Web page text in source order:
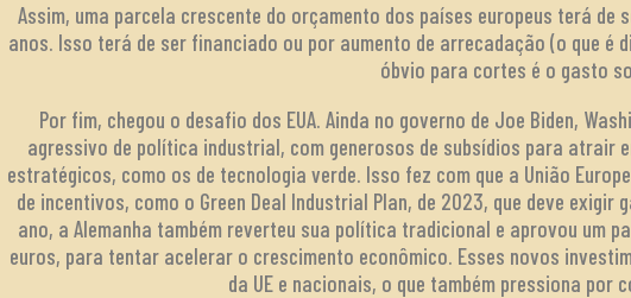
Assim, uma parcela crescente do orçamento dos países europeus terá
anos. Isso terá de ser financiado ou por aumento de arrecadação (o que
óbvio para cortes é o gasto
Por fim, chegou o desafio dos EUA. Ainda no governo de Joe Biden,
agressivo de política industrial, com generosos de subsídios para atrair
estratégicos, como os de tecnologia verde. Isso fez com que a União
de incentivos, como o Green Deal Industrial Plan, de 2023, que deve exigir
ano, a Alemanha também reverteu sua política tradicional e aprovou um
euros, para tentar acelerar o crescimento econômico. Esses novos
da UE e nacionais, o que também pressiona por